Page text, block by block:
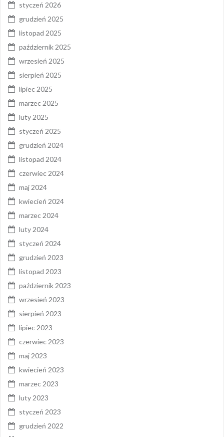
styczeń 2026
grudzień 2025
listopad 2025
październik 2025
wrzesień 2025
sierpień 2025
lipiec 2025
marzec 2025
luty 2025
styczeń 2025
grudzień 2024
listopad 2024
czerwiec 2024
maj 2024
kwiecień 2024
marzec 2024
luty 2024
styczeń 2024
grudzień 2023
listopad 2023
październik 2023
wrzesień 2023
sierpień 2023
lipiec 2023
czerwiec 2023
maj 2023
kwiecień 2023
marzec 2023
luty 2023
styczeń 2023
grudzień 2022